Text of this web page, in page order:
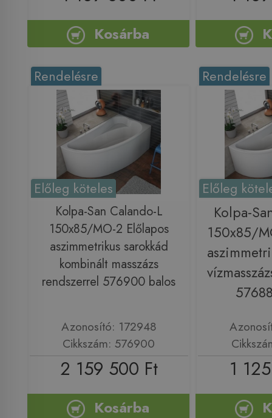
Kosárba
Rendelésre
Előleg köteles
Kolpa-San Calando-L
150x85/MO-2 Előlapos
aszimmetrikus sarokkád
kombinált masszázs
rendszerrel 576900 balos
Azonosító: 172948
Cikkszám: 576900
2 159 500 Ft
Kosárba
Rendelésre
Előleg
Kolpa-
150x85/
1